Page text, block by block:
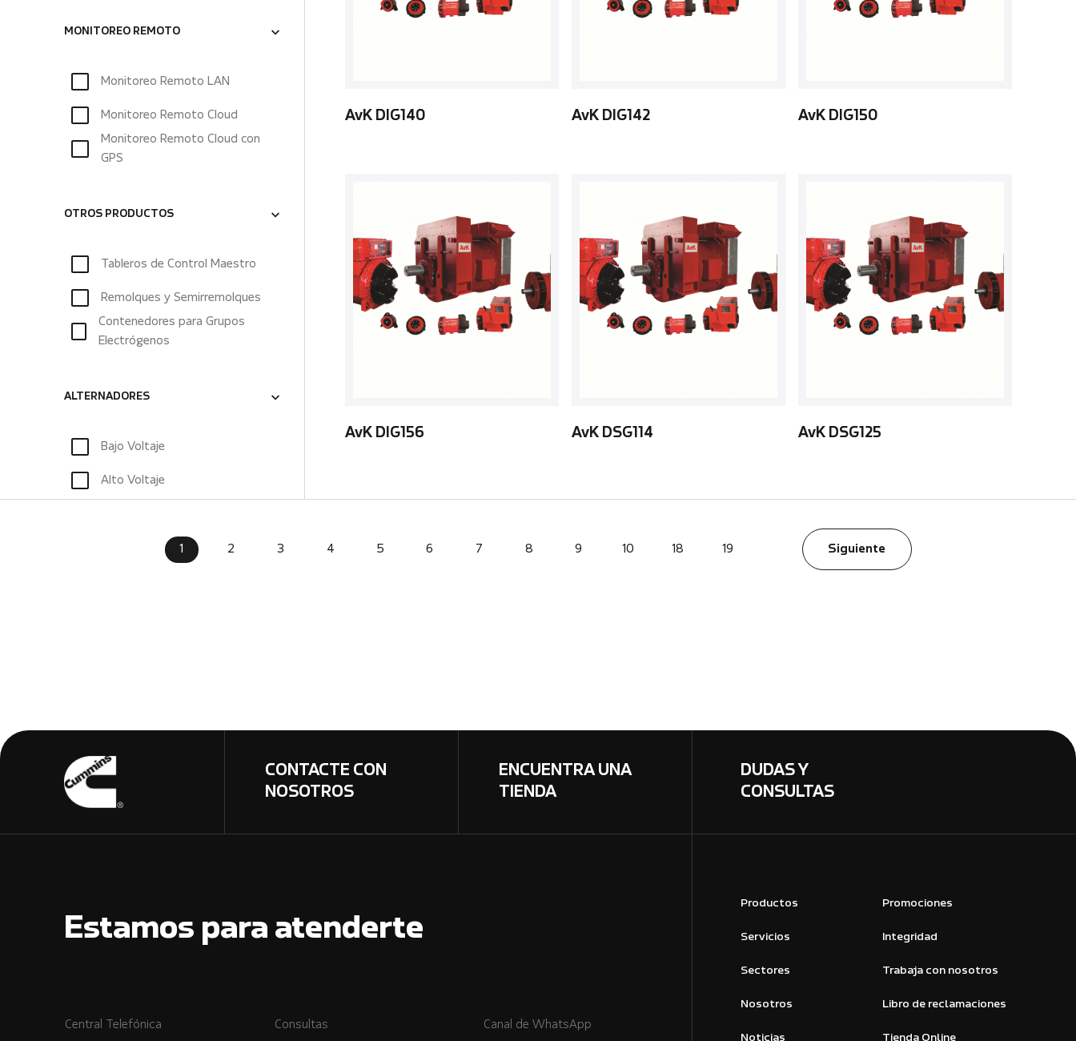
MONITOREO REMOTO
Monitoreo Remoto LAN
Monitoreo Remoto Cloud
Monitoreo Remoto Cloud con
GPS
OTROS PRODUCTOS
Tableros de Control Maestro
Remolques y Semirremolques
Contenedores para Grupos
Electrógenos
ALTERNADORES
Bajo Voltaje
Alto Voltaje
AvK DIG140 AvK DIG142 AvK DIG150
AvK DIG156 AvK DSG114 AvK DSG125
1 2 3 4 5 6 7 8 9 10 18 19 Siguiente
CONTACTE CON
NOSOTROS
ENCUENTRA UNA
TIENDA
DUDAS Y
CONSULTAS
Estamos para atenderte
Central Telefónica Consultas Canal de WhatsApp
Productos
Servicios
Sectores
Nosotros
Noticias
Promociones
Integridad
Trabaja con nosotros
Libro de reclamaciones
Tienda Online